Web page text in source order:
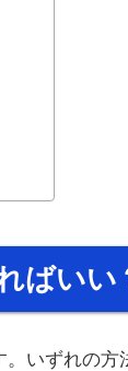
ばいい
いずれの方